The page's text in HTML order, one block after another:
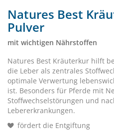
Natures Best
Pulver
mit wichtigen Nährstoffen
Natures Best Kräuterkur hilft
die Leber als zentrales
optimale Verwertung
ist. Besonders für Pferde mit
Stoffwechselstörungen und
Lebererkrankungen.
fördert die Entgiftung